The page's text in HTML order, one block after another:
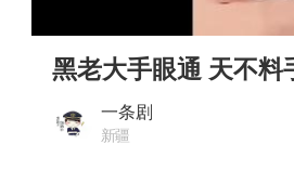
70多岁
黑老大手眼通 天不
一条剧
新疆